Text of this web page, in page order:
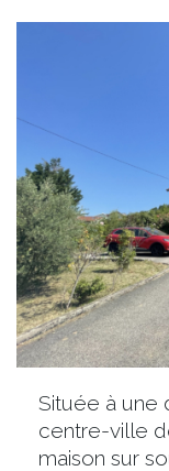
Située à une
centre-ville
maison sur